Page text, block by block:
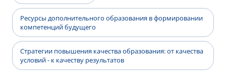
Ресурсы дополнительного образования в формировании
компетенций будущего
Стратегии повышения качества образования: от качества
условий - к качеству результатов